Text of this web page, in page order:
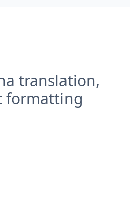
translation,
formatting